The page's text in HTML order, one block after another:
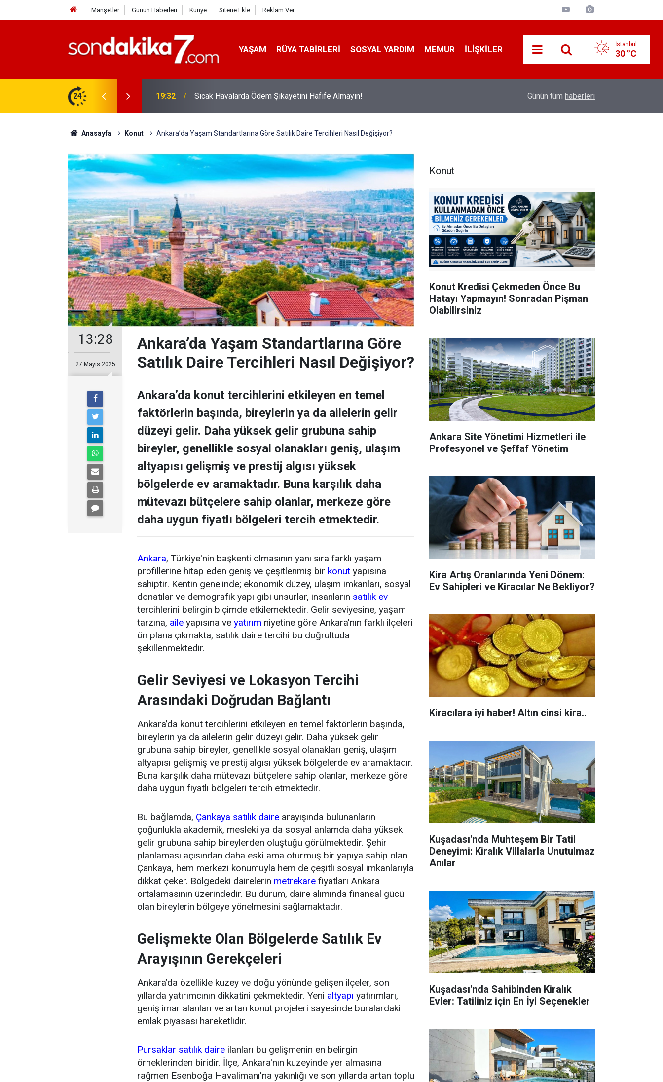
Manşetler Günün Haberleri Künye Sitene Ekle Reklam Ver
YAŞAM RÜYA TABIRLERI SOSYAL YARDIM MEMUR İLIŞKILER İstanbul
30 °C
24 19:32 Sıcak Havalarda Ödem Şikayetini Hafife Almayın! İ̇zmir 112’de Kan Donduran İ̇ddialar!
Günün tüm haberleri
Anasayfa Konut Ankara’da Yaşam Standartlarına Göre Satılık Daire Tercihleri Nasıl Değişiyor?
13:28
27 Mayıs 2025
Ankara’da Yaşam Standartlarına Göre
Satılık Daire Tercihleri Nasıl Değişiyor?
Ankara’da konut tercihlerini etkileyen en temel
faktörlerin başında, bireylerin ya da ailelerin gelir
düzeyi gelir. Daha yüksek gelir grubuna sahip
bireyler, genellikle sosyal olanakları geniş, ulaşım
altyapısı gelişmiş ve prestij algısı yüksek
bölgelerde ev aramaktadır. Buna karşılık daha
mütevazı bütçelere sahip olanlar, merkeze göre
daha uygun fiyatlı bölgeleri tercih etmektedir.
Ankara, Türkiye'nin başkenti olmasının yanı sıra farklı yaşam
profillerine hitap eden geniş ve çeşitlenmiş bir konut yapısına
sahiptir. Kentin genelinde; ekonomik düzey, ulaşım imkanları, sosyal
donatılar ve demografik yapı gibi unsurlar, insanların satılık ev
tercihlerini belirgin biçimde etkilemektedir. Gelir seviyesine, yaşam
tarzına, aile yapısına ve yatırım niyetine göre Ankara'nın farklı ilçeleri
ön plana çıkmakta, satılık daire tercihi bu doğrultuda
şekillenmektedir.
Gelir Seviyesi ve Lokasyon Tercihi
Arasındaki Doğrudan Bağlantı
Ankara’da konut tercihlerini etkileyen en temel faktörlerin başında,
bireylerin ya da ailelerin gelir düzeyi gelir. Daha yüksek gelir
grubuna sahip bireyler, genellikle sosyal olanakları geniş, ulaşım
altyapısı gelişmiş ve prestij algısı yüksek bölgelerde ev aramaktadır.
Buna karşılık daha mütevazı bütçelere sahip olanlar, merkeze göre
daha uygun fiyatlı bölgeleri tercih etmektedir.
Bu bağlamda, Çankaya satılık daire arayışında bulunanların
çoğunlukla akademik, mesleki ya da sosyal anlamda daha yüksek
gelir grubuna sahip bireylerden oluştuğu görülmektedir. Şehir
planlaması açısından daha eski ama oturmuş bir yapıya sahip olan
Çankaya, hem merkezi konumuyla hem de çeşitli sosyal imkanlarıyla
dikkat çeker. Bölgedeki dairelerin metrekare fiyatları Ankara
ortalamasının üzerindedir. Bu durum, daire alımında finansal gücü
olan bireylerin bölgeye yönelmesini sağlamaktadır.
Gelişmekte Olan Bölgelerde Satılık Ev
Arayışının Gerekçeleri
Ankara’da özellikle kuzey ve doğu yönünde gelişen ilçeler, son
yıllarda yatırımcının dikkatini çekmektedir. Yeni altyapı yatırımları,
geniş imar alanları ve artan konut projeleri sayesinde buralardaki
emlak piyasası hareketlidir.
Pursaklar satılık daire ilanları bu gelişmenin en belirgin
örneklerinden biridir. İlçe, Ankara'nın kuzeyinde yer almasına
rağmen Esenboğa Havalimanı'na yakınlığı ve son yıllarda artan toplu
Konut
Konut Kredisi Çekmeden Önce Bu
Hatayı Yapmayın! Sonradan Pişman
Olabilirsiniz
Ankara Site Yönetimi Hizmetleri ile
Profesyonel ve Şeffaf Yönetim
Kira Artış Oranlarında Yeni Dönem:
Ev Sahipleri ve Kiracılar Ne Bekliyor?
Kiracılara iyi haber! Altın cinsi kira..
Kuşadası'nda Muhteşem Bir Tatil
Deneyimi: Kiralık Villalarla Unutulmaz
Anılar
Kuşadası'nda Sahibinden Kiralık
Evler: Tatiliniz için En İyi Seçenekler